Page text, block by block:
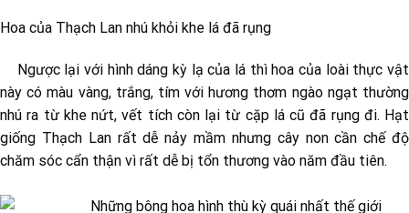
Hoa của Thạch Lan nhú khỏi khe lá đã rụng
Ngược lại với hình dáng kỳ lạ của lá thì hoa của loài thực vật
này có màu vàng, trắng, tím với hương thơm ngào ngạt thường
nhú ra từ khe nứt, vết tích còn lại từ cặp lá cũ đã rụng đi. Hạt
giống Thạch Lan rất dễ nảy mầm nhưng cây non cần chế độ
chăm sóc cẩn thận vì rất dễ bị tổn thương vào năm đầu tiên.